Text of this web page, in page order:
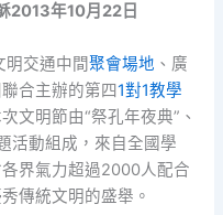
2013年10月22日
明交通中間聚會場地 、廣
合主辦的第四1對1教學
文明節由“祭孔年夜典”、
活動組成，來自全國學
界氣力超過2000人配合
傳統文明的盛舉。